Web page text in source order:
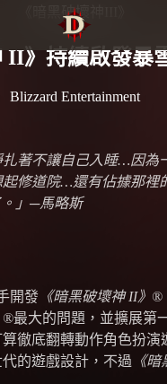
《暗黑破壞神III》
II》持續啟發暴
Blizzard Entertainment
扎著不讓自己入睡…因為
修道院…還有佔據那裡
」─馬略斯
開發 《暗黑破壞神 II》®
®最大的問題，並擴展第
徹底翻轉動作角色扮演
的遊戲設計，不過 《